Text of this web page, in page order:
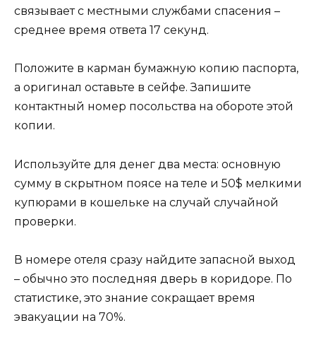
связывает с местными службами спасения –
среднее время ответа 17 секунд.
Положите в карман бумажную копию паспорта,
а оригинал оставьте в сейфе. Запишите
контактный номер посольства на обороте этой
копии.
Используйте для денег два места: основную
сумму в скрытном поясе на теле и 50$ мелкими
купюрами в кошельке на случай случайной
проверки.
В номере отеля сразу найдите запасной выход
– обычно это последняя дверь в коридоре. По
статистике, это знание сокращает время
эвакуации на 70%.